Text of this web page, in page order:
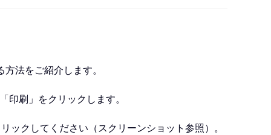
法をご紹介します。
刷」をクリックします。
クしてください（スクリーンショット参照）。